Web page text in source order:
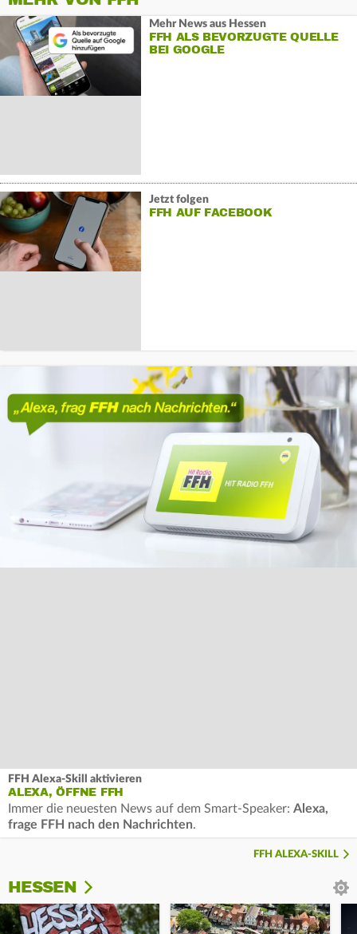
Mehr News aus Hessen
FFH ALS BEVORZUGTE QUELLE
BEI GOOGLE
Jetzt folgen
FFH AUF FACEBOOK
FFH Alexa-Skill aktivieren
ALEXA, ÖFFNE FFH
Immer die neuesten News auf dem Smart-Speaker: Alexa,
frage FFH nach den Nachrichten.
FFH ALEXA-SKILL
HESSEN